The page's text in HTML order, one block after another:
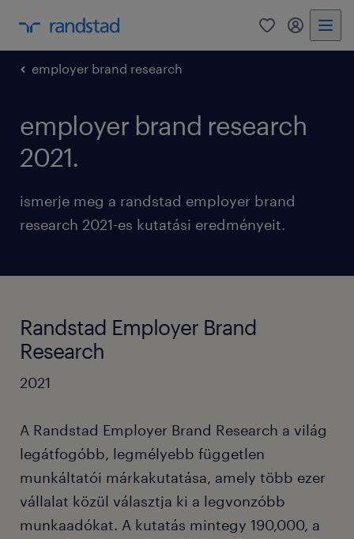
0
employer brand research
employer brand research
2021.
ismerje meg a randstad employer brand
research 2021-es kutatási eredményeit.
Randstad Employer Brand
Research
2021
A Randstad Employer Brand Research a világ
legátfogóbb, legmélyebb független
munkáltatói márkakutatása, amely több ezer
vállalat közül választja ki a legvonzóbb
munkaadókat. A kutatás mintegy 190,000, a